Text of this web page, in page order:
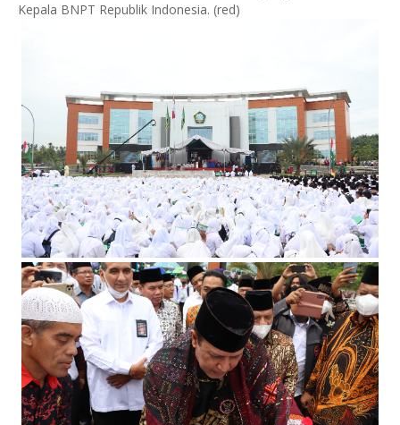
Kepala BNPT Republik Indonesia. (red)